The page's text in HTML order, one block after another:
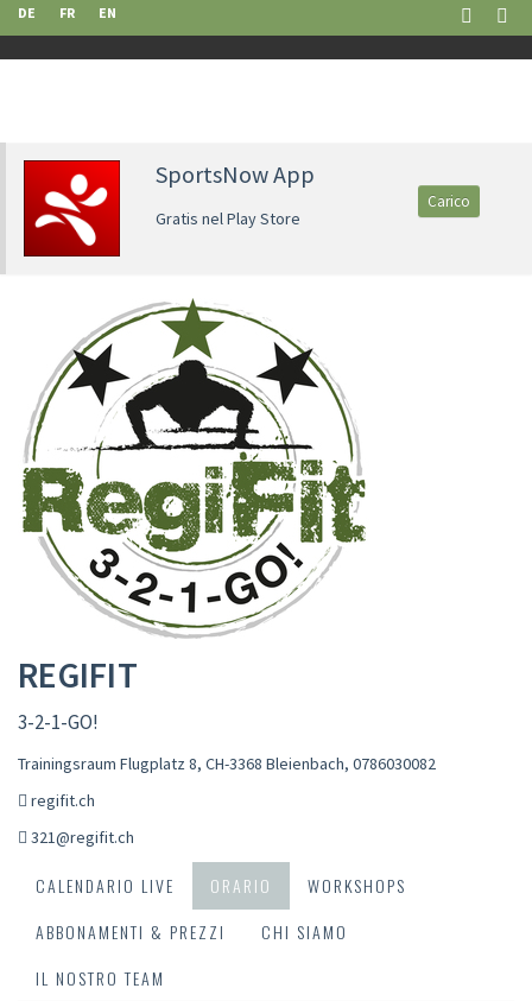
DE FR EN
SportsNow App
Gratis nel Play Store
Carico
REGIFIT
3-2-1-GO!
Trainingsraum Flugplatz 8, CH-3368 Bleienbach, 0786030082
regifit.ch
321@regifit.ch
CALENDARIO LIVE ORARIO
WORKSHOPS
ABBONAMENTI & PREZZI
CHI SIAMO
IL NOSTRO TEAM